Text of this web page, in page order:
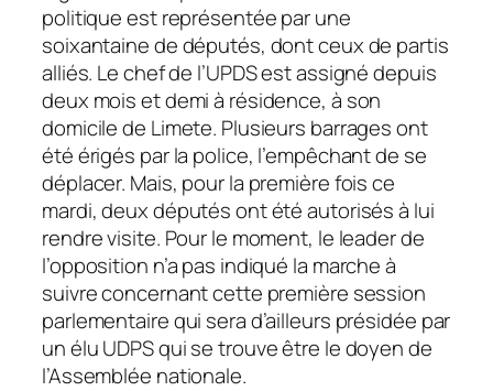
politique est représentée par une
soixantaine de députés, dont ceux de partis
alliés. Le chef de l’UPDS est assigné depuis
deux mois et demi à résidence, à son
domicile de Limete. Plusieurs barrages ont
été érigés par la police, l’empêchant de se
déplacer. Mais, pour la première fois ce
mardi, deux députés ont été autorisés à lui
rendre visite. Pour le moment, le leader de
l’opposition n’a pas indiqué la marche à
suivre concernant cette première session
parlementaire qui sera d’ailleurs présidée par
un élu UDPS qui se trouve être le doyen de
l’Assemblée nationale.